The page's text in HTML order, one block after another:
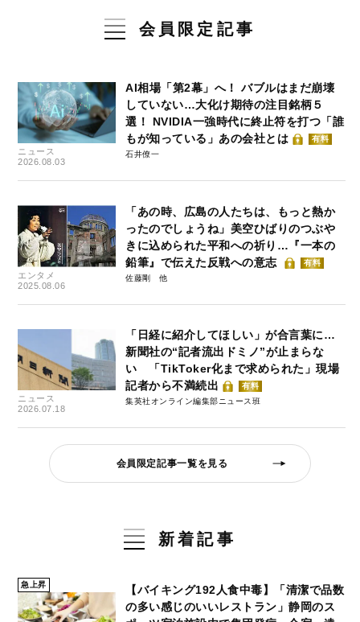
会員限定記事
ニュース
2026.08.03
AI相場「第2幕」へ！ バブルはまだ崩壊
していない…大化け期待の注目銘柄５
選！ NVIDIA一強時代に終止符を打つ「誰
もが知っている」あの会社とは
有料
石井僚一
エンタメ
2025.08.06
「あの時、広島の人たちは、もっと熱か
ったのでしょうね」美空ひばりのつぶや
きに込められた平和への祈り…『一本の
鉛筆』で伝えた反戦への意志
有料
佐藤剛
ニュース
2026.07.18
「日経に紹介してほしい」が合言葉に…
新聞社の“記者流出ドミノ”が止まらな
い 「TikToker化まで求められた」現場
記者から不満続出
有料
集英社オンライン編集部ニュース班
会員限定記事一覧を見る
新着記事
急上昇
【バイキング192人食中毒】「清潔で品数
の多い感じのいいレストラン」静岡のス